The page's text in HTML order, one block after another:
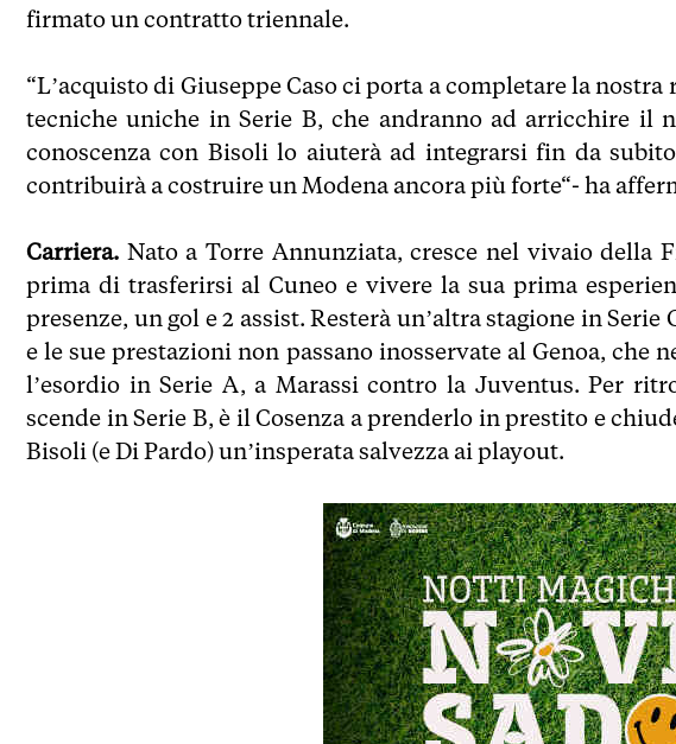
firmato un contratto triennale.
“L’acquisto di Giuseppe Caso ci porta a completare la
tecniche uniche in Serie B, che andranno ad arricchire il
conoscenza con Bisoli lo aiuterà ad integrarsi fin da
contribuirà a costruire un Modena ancora più forte“- ha
Carriera. Nato a Torre Annunziata, cresce nel vivaio della
prima di trasferirsi al Cuneo e vivere la sua prima
presenze, un gol e 2 assist. Resterà un’altra stagione in
e le sue prestazioni non passano inosservate al Genoa, che
l’esordio in Serie A, a Marassi contro la Juventus. Per
scende in Serie B, è il Cosenza a prenderlo in prestito e
Bisoli (e Di Pardo) un’insperata salvezza ai playout.